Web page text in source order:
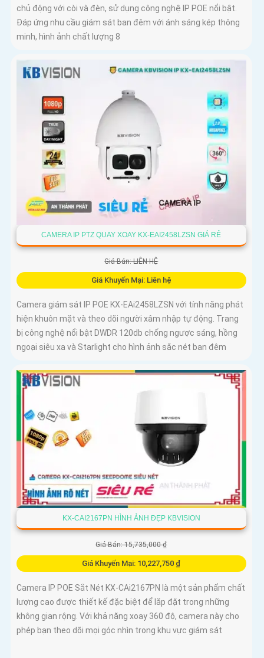
chủ động với còi và đèn, sử dụng công nghệ IP POE nổi bật.
Đáp ứng nhu cầu giám sát ban đêm với ánh sáng kép thông
minh, hình ảnh chất lượng 8
CAMERA IP PTZ QUAY XOAY KX-EAI2458LZSN GIÁ RẺ
Giá Bán: LIÊN HỆ
Giá Khuyến Mại: Liên hệ
Camera giám sát IP POE KX-EAi2458LZSN với tính năng phát
hiện khuôn mặt và theo dõi người xâm nhập tự động. Trang
bị công nghệ nổi bật DWDR 120db chống ngược sáng, hồng
ngoại siêu xa và Starlight cho hình ảnh sắc nét ban đêm
KX-CAI2167PN HÌNH ẢNH ĐẸP KBVISION
Giá Bán: 15,735,000 ₫
Giá Khuyến Mại: 10,227,750 ₫
Camera IP POE Sắt Nét KX-CAi2167PN là một sản phẩm chất
lượng cao được thiết kế đặc biệt để lắp đặt trong những
không gian rộng. Với khả năng xoay 360 độ, camera này cho
phép bạn theo dõi mọi góc nhìn trong khu vực giám sát